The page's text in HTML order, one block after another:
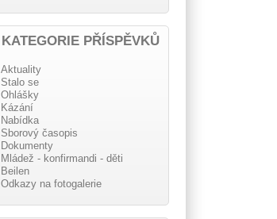
KATEGORIE PŘÍSPĚVKŮ
Aktuality
Stalo se
Ohlášky
Kázání
Nabídka
Sborový časopis
Dokumenty
Mládež - konfirmandi - děti
Beilen
Odkazy na fotogalerie